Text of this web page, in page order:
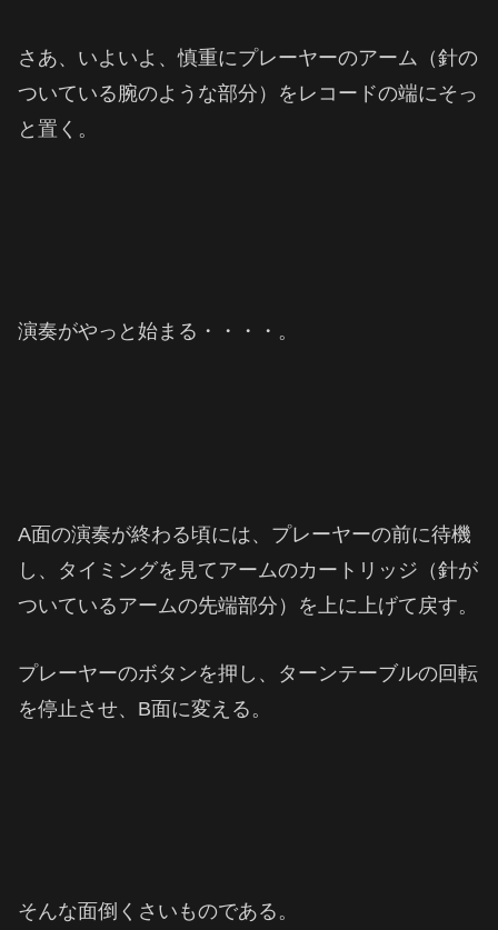
さあ、いよいよ、慎重にプレーヤーのアーム（針の
ついている腕のような部分）をレコードの端にそっ
と置く。
演奏がやっと始まる・・・・。
A面の演奏が終わる頃には、プレーヤーの前に待機
し、タイミングを見てアームのカートリッジ（針が
ついているアームの先端部分）を上に上げて戻す。
プレーヤーのボタンを押し、ターンテーブルの回転
を停止させ、B面に変える。
そんな面倒くさいものである。